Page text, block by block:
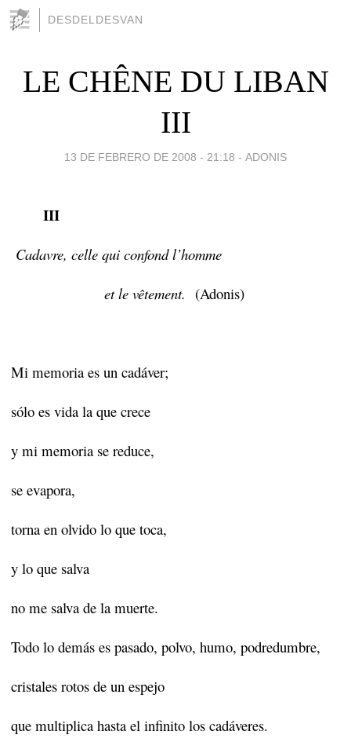
DESDELDESVAN
LE CHÊNE DU LIBAN
III
13 DE FEBRERO DE 2008 - 21:18 - ADONIS
III
Cadavre, celle qui confond l’homme
et le vêtement. (Adonis)
Mi memoria es un cadáver;
sólo es vida la que crece
y mi memoria se reduce,
se evapora,
torna en olvido lo que toca,
y lo que salva
no me salva de la muerte.
Todo lo demás es pasado, polvo, humo, podredumbre,
cristales rotos de un espejo
que multiplica hasta el infinito los cadáveres.